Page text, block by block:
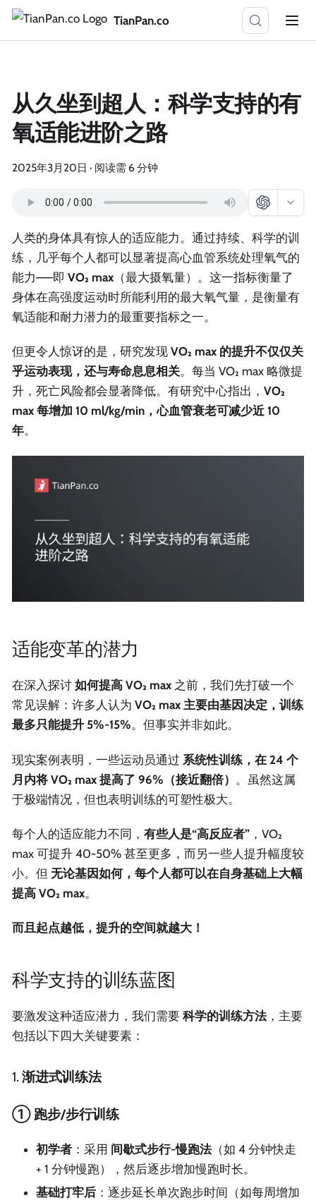
TianPan.co
从久坐到超人：科学支持的有
氧适能进阶之路
2025年3月20日 · 阅读需 6 分钟
人类的身体具有惊人的适应能力。通过持续、科学的训
练，几乎每个人都可以显著提高心血管系统处理氧气的
能力——即 VO₂ max （最大摄氧量）。这一指标衡量了
身体在高强度运动时所能利用的最大氧气量，是衡量有
氧适能和耐力潜力的最重要指标之一。
但更令人惊讶的是，研究发现 VO₂ max 的提升不仅仅关
乎运动表现，还与寿命息息相关。每当 VO₂ max 略微提
升，死亡风险都会显著降低。有研究中心指出， VO₂
max 每增加 10 ml/kg/min，心血管衰老可减少近 10
年。
适能变革的潜力
在深入探讨 如何提高 VO₂ max 之前，我们先打破一个
常见误解：许多人认为 VO₂ max 主要由基因决定，训练
最多只能提升 5%-15%。但事实并非如此。
现实案例表明，一些运动员通过 系统性训练，在 24 个
月内将 VO₂ max 提高了 96%（接近翻倍） 。虽然这属
于极端情况，但也表明训练的可塑性极大。
每个人的适应能力不同， 有些人是“高反应者” ，VO₂
max 可提升 40-50% 甚至更多，而另一些人提升幅度较
小。但 无论基因如何，每个人都可以在自身基础上大幅
提高 VO₂ max。
而且起点越低，提升的空间就越大！
科学支持的训练蓝图
要激发这种适应潜力，我们需要 科学的训练方法，主要
包括以下四大关键要素：
1. 渐进式训练法
① 跑步/步行训练
初学者 ：采用 间歇式步行-慢跑法（如 4 分钟快走
+ 1 分钟慢跑），然后逐步增加慢跑时长。
基础打牢后 ：逐步延长单次跑步时间（如每周增加